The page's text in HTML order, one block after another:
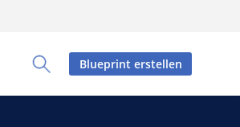
Toggle Search Panel
Blueprint erstellen